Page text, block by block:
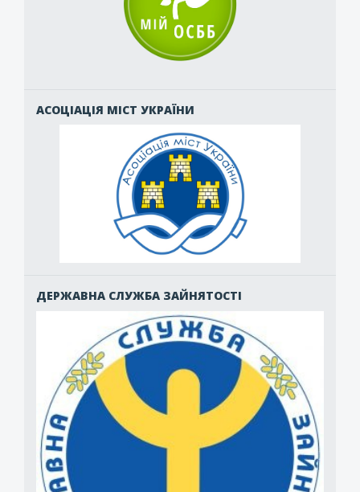
АСОЦІАЦІЯ МІСТ УКРАЇНИ
ДЕРЖАВНА СЛУЖБА ЗАЙНЯТОСТІ